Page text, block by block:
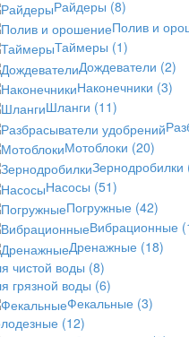
Райдеры (8)
Полив и
Таймеры (1)
Дождеватели (2)
Наконечники (3)
Шланги (11)
Мотоблоки (20)
Зернодробилки
Насосы (51)
Погружные (42)
Вибрационные
Дренажные (18)
чистой воды (8)
грязной воды (6)
Фекальные (3)
(12)